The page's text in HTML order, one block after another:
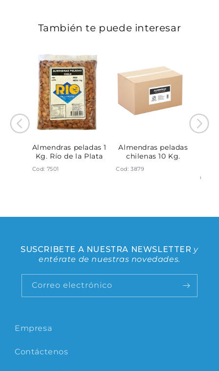
También te puede interesar
Almendras peladas 1
Kg. Río de la Plata
Cod: 7501
Almendras peladas
chilenas 10 Kg.
Cod: 3879
Cod:
Empresa
Contáctenos
SUSCRIBETE A NUESTRA NEWSLETTER y
entérate de nuestras novedades.
Correo electrónico